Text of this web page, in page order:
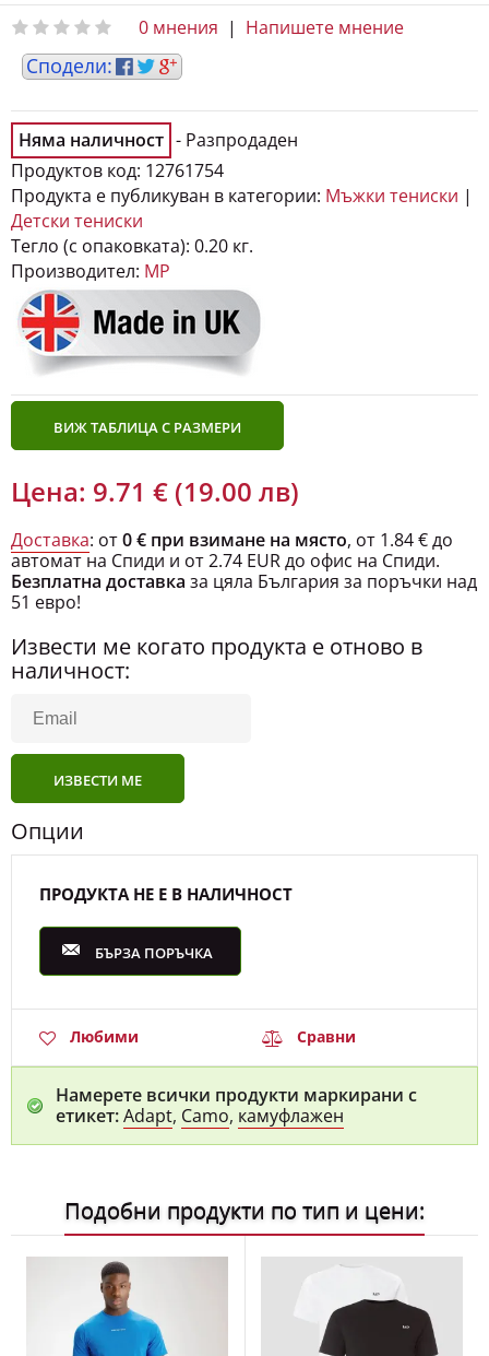
0 мнения | Напишете мнение
Няма наличност - Разпродаден
Продуктов код: 12761754
Продукта е публикуван в категории: Мъжки тениски |
Детски тениски
Тегло (с опаковката): 0.20 кг.
Производител: MP
ВИЖ ТАБЛИЦА С РАЗМЕРИ
Цена: 9.71 € (19.00 лв)
Доставка: от0 € при взимане на място, от 1.84 € до
автомат на Спиди и от 2.74 EUR до офис на Спиди.
Безплатна доставка за цяла България за поръчки над
51 евро!
Извести ме когато продукта е отново в
наличност:
ИЗВЕСТИ МЕ
Опции
ПРОДУКТА НЕ Е В НАЛИЧНОСТ
БЪРЗА ПОРЪЧКА
Любими Сравни
Намерете всички продукти маркирани с
етикет:Adapt, Camo, камуфлажен
Подобни продукти по тип и цени: